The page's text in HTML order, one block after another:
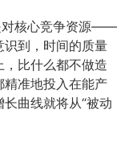
对核心竞争资源——
到，时间的质量
比什么都不做造
精准地投入在能产
曲线就将从“被动